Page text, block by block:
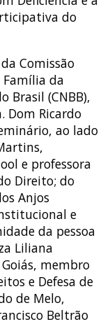
do
Comissão
Família da
Brasil (CNBB),
Dom Ricardo
ao lado
e professora
Direito; do
Anjos
e
da pessoa
Liliana
membro
e Defesa de
de Melo,
Beltrão